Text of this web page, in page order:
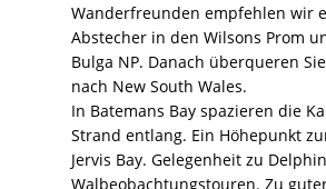
Wanderfreunden empfehlen wir
Abstecher in den Wilsons Prom
Bulga NP. Danach überqueren
nach New South Wales.
In Batemans Bay spazieren die
Strand entlang. Ein Höhepunkt
Jervis Bay. Gelegenheit zu
Walbeobachtungstouren. Zu